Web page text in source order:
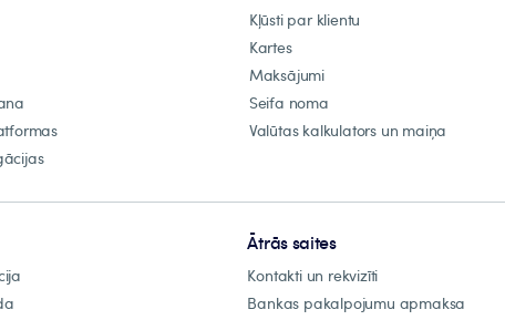
Kļūsti par klientu
Kartes
Maksājumi
Seifa noma
Valūtas kalkulators un maiņa
Ātrās saites
Kontakti un rekvizīti
Bankas pakalpojumu apmaksa